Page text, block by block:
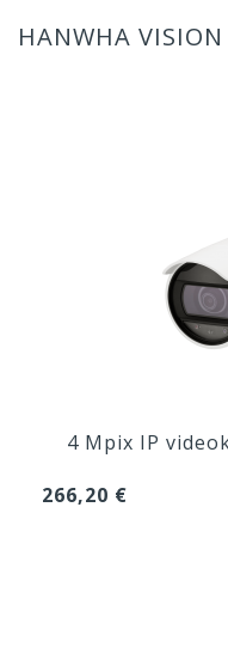
HANWHA VISION
4 Mpix IP
266,20 €